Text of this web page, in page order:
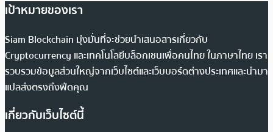
เป้าหมายของเรา
Siam Blockchain มุ่งมั่นที่จะช่วยนำเสนอสารเกี่ยวกับ
Cryptocurrency และเทคโนโลยีบล็อกเชนเพื่อคนไทย ในภาษาไทย เรา
รวบรวมข้อมูลส่วนใหญ่จากเว็บไซต์และเว็บบอร์ดต่างประเทศและนำมา
แปลส่งตรงถึงฟีดคุณ
เกี่ยวกับเว็บไซต์นี้